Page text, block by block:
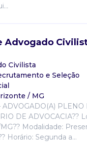
Advogado
Civilista
e Seleção
/ MG
ADVOGADO(A)
DE ADVOCACIA??
Modalidade:
Horário: Segunda a...